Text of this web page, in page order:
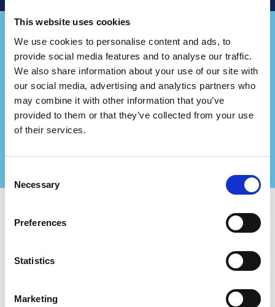
This website uses cookies
We use cookies to personalise content and ads, to
provide social media features and to analyse our traffic.
We also share information about your use of our site with
our social media, advertising and analytics partners who
may combine it with other information that you’ve
provided to them or that they’ve collected from your use
of their services.
Selection
Necessary
Preferences
Statistics
Marketing
Bir danışmanlık firmasını
mı temsil ediyorsunuz?
Bizimle ortak olun ve sertifikalı müşterileriniz için
daha büyük değerler yaratın!
Daha fazla bilgi için bizimle iletişime geçin
Certifiqat’ı kullanın ve bulun: